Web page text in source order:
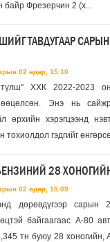
байр Фрезерчин 2 (х...
ТАВДУГААР САРЫН
02 өдөр, 15:10
түлш" ХХК 2022-2023
Энэ нь
өрхийн хэрэгцээнд
тохиолдол гэдгийг
28
02 өдөр, 15:09
дөрөвдүгээр
байгаагаас А-80
тн буюу 28